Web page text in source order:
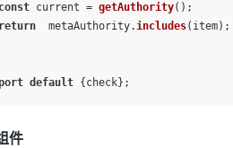
const current = getAuthority();
return
  metaAuthority.
includes(item);
default {check};
件